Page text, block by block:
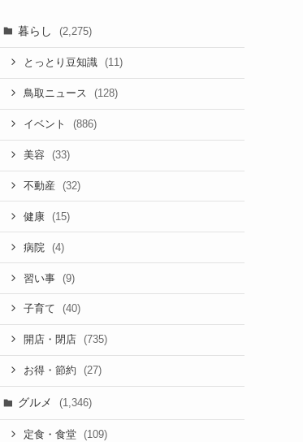
暮らし (2,275)
とっとり豆知識 (11)
鳥取ニュース (128)
イベント (886)
美容 (33)
不動産 (32)
健康 (15)
病院 (4)
習い事 (9)
子育て (40)
開店・閉店 (735)
お得・節約 (27)
グルメ (1,346)
定食・食堂 (109)